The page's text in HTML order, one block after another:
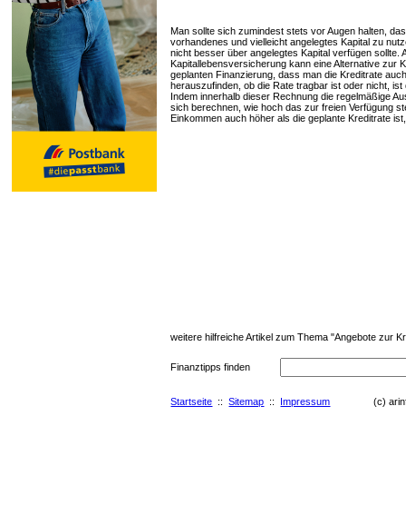
Man sollte sich zumindest stets vor Augen halten,
vorhandenes und vielleicht angelegtes Kapital zu
nicht besser über angelegtes Kapital verfügen sollte.
Kapitallebensversicherung kann eine Alternative zur
geplanten Finanzierung, dass man die Kreditrate
herauszufinden, ob die Rate tragbar ist oder nicht,
Indem innerhalb dieser Rechnung die regelmäßige
sich berechnen, wie hoch das zur freien Verfügung
Einkommen auch höher als die geplante Kreditrate
weitere hilfreiche Artikel zum Thema "Angebote zur
Finanztipps finden
Startseite ::Sitemap :: Impressum (c)